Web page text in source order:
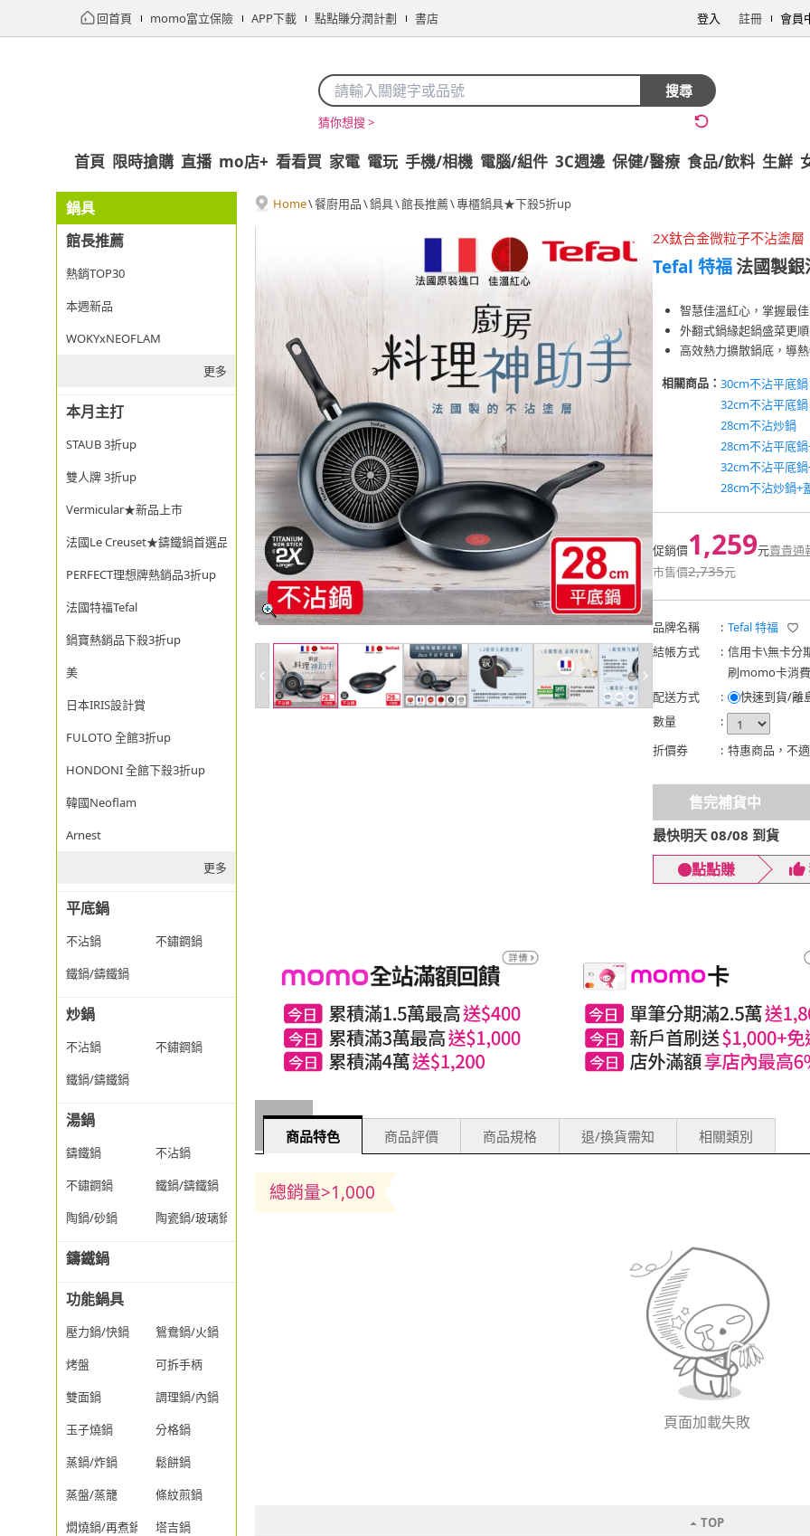
回首頁 momo富立保險 APP下載 點點賺分潤計劃 書店 登入 註冊 會員
搜尋
猜你想搜 >
首頁 限時搶購 直播 mo店+ 看看買 家電 電玩 手機/相機 電腦/組件 3C週邊 保健/醫療 食品/飲料 生鮮
鍋具
館長推薦
熱銷TOP30
本週新品
WOKYxNEOFLAM
更多
本月主打
STAUB 3折up
雙人牌 3折up
Vermicular★新品上市
法國Le Creuset★鑄鐵鍋首選品牌
PERFECT理想牌熱銷品3折up
法國特福Tefal
鍋寶熱銷品下殺3折up
美
日本IRIS設計賞
FULOTO 全館3折up
HONDONI 全館下殺3折up
韓國Neoflam
Arnest
更多
平底鍋
不沾鍋
不鏽鋼鍋
鐵鍋/鑄鐵鍋
炒鍋
不沾鍋
不鏽鋼鍋
鐵鍋/鑄鐵鍋
湯鍋
鑄鐵鍋
不沾鍋
不鏽鋼鍋
鐵鍋/鑄鐵鍋
陶鍋/砂鍋
陶瓷鍋/玻璃鍋/透明鍋
鑄鐵鍋
功能鍋具
壓力鍋/快鍋
鴛鴦鍋/火鍋
烤盤
可拆手柄
雙面鍋
調理鍋/內鍋
玉子燒鍋
分格鍋
蒸鍋/炸鍋
鬆餅鍋
蒸盤/蒸籠
條紋煎鍋
燜燒鍋/再煮鍋
塔吉鍋
Home\餐廚用品\鍋具\館長推薦\專櫃鍋具★下殺5折up
2X鈦合金微粒子不沾塗層
Tefal 特福法國製
智慧佳溫紅心，掌握最
外翻式鍋緣起鍋盛菜更
高效熱力擴散鍋底，導
相關商品： 30cm不沾平底鍋
32cm不沾平底鍋
28cm不沾炒鍋
28cm不沾平底
32cm不沾平底
28cm不沾炒鍋+
促銷價1,259元賣貴通
市售價2,735元
品牌名稱 : Tefal 特福
結帳方式
: 信用卡\無卡分
刷momo卡消
配送方式
:
快速到貨/離
數量
:
折價券
: 特惠商品，不
售完補貨中
最快明天 08/08 到貨
點點賺
商品特色 商品評價(92) 商品規格 退/換貨需知 相關類別
總銷量>1,000
頁面加載失敗
TOP